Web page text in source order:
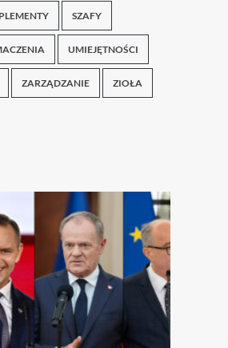
SZAFY
UMIEJĘTNOŚCI
ZARZĄDZANIE ZIOŁA